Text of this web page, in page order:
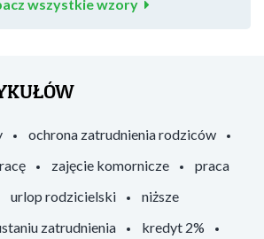
wszystkie wzory
ochrona zatrudnienia rodziców
zajęcie komornicze
praca
urlop rodzicielski
niższe
zatrudnienia
kredyt 2%